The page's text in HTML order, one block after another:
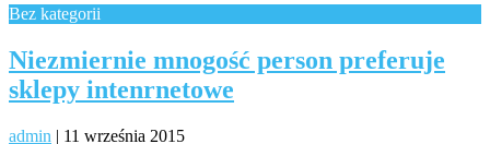
Bez kategorii
Niezmiernie mnogość person preferuje
sklepy intenrnetowe
admin | 11 września 2015